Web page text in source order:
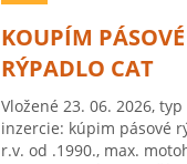
KOUPÍM PÁSOVÉ
RÝPADLO CAT
Vložené 23. 06. 2026, typ
inzercie: kúpim pásové
r.v. od .1990., max.